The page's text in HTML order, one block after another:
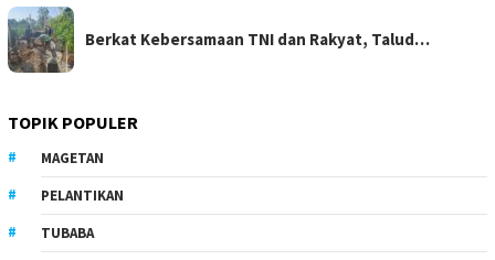
Berkat Kebersamaan TNI dan Rakyat, Talud…
TOPIK POPULER
MAGETAN
PELANTIKAN
TUBABA